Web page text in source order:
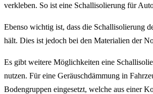
verkleben. So ist eine Schallisolierung für
Ebenso wichtig ist, dass die Schallisolierung
hält. Dies ist jedoch bei den Materialien der
Es gibt weitere Möglichkeiten eine
nutzen. Für eine Geräuschdämmung in
Bodengruppen eingesetzt, welche aus einer